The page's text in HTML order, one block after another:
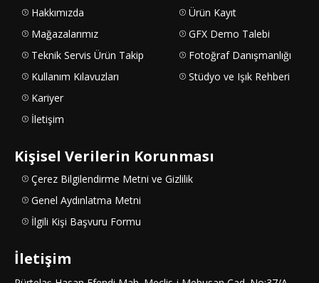
Hakkımızda
Mağazalarımız
Teknik Servis Ürün Takip
Kullanım Kılavuzları
Kariyer
İletişim
Ürün Kayıt
GFX Demo Talebi
Fotoğraf Danışmanlığı
Stüdyo ve Işık Rehberi
Kişisel Verilerin Korunması
Çerez Bilgilendirme Metni ve Gizlilik
Genel Aydınlatma Metni
İlgili Kişi Başvuru Formu
İletişim